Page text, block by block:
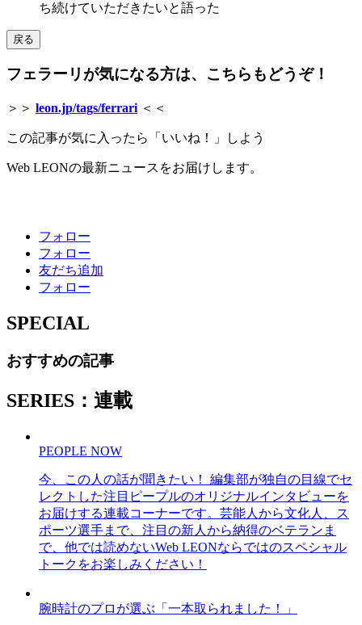
ち続けていただきたいと語った
戻る
フェラーリが気になる方は、こちらもどうぞ！
＞＞ leon.jp/tags/ferrari ＜＜
この記事が気に入ったら「いいね！」しよう
Web LEONの最新ニュースをお届けします。
フォロー
フォロー
友だち追加
フォロー
SPECIAL
おすすめの記事
SERIES：連載
PEOPLE NOW
今、この人の話が聞きたい！ 編集部が独自の目線でセ
レクトした注目ピープルのオリジナルインタビューを
お届けする連載コーナーです。芸能人から文化人、ス
ポーツ選手まで、注目の新人から納得のベテランま
で、他では読めないWeb LEONならではのスペシャル
トークをお楽しみください！
腕時計のプロが選ぶ「一本取られました！」